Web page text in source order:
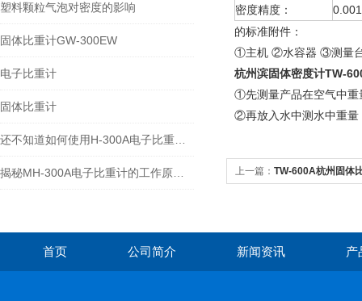
塑料颗粒气泡对密度的影响
固体比重计GW-300EW
电子比重计
固体比重计
密度精度：
的标准附件：
①主机 ②水容器 ③测量
杭州滨固体密度计TW-
①先测量产品在空气中重
②再放入水中测水中重量
上一篇： TW-600A杭州固体
首页 公司简介 新闻资讯 产